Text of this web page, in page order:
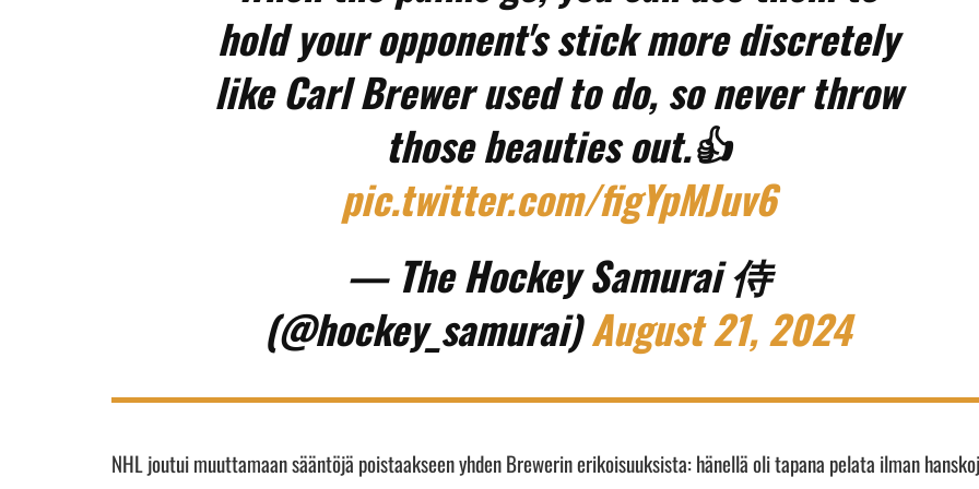
hold your opponent's stick more discretely
like Carl Brewer used to do, so never throw
those beauties out.👍
pic.twitter.com/figYpMJuv6
— The Hockey Samurai 侍
(@hockey_samurai)August 21, 2024
NHL joutui muuttamaan sääntöjä poistaakseen yhden Brewerin erikoisuuksista: hänellä oli tapana pelata ilman